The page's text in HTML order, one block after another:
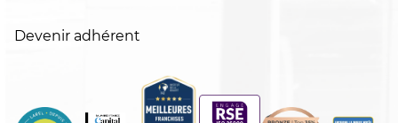
Devenir adhérent